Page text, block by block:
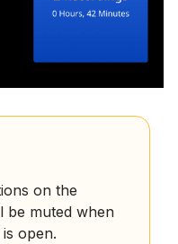
on the
be muted when
open.